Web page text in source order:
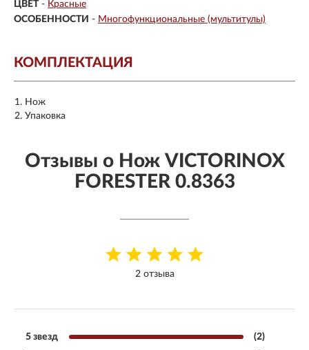
ЦВЕТ - Красные
ОСОБЕННОСТИ - Многофункциональные (мультитулы)
КОМПЛЕКТАЦИЯ
Нож
Упаковка
Отзывы о Нож VICTORINOX
FORESTER 0.8363
2 отзыва
5 звезд
(2)